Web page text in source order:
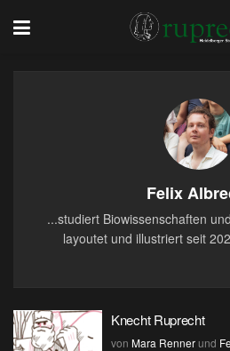
Felix
...studiert Biowissenschaften
layoutet und illustriert seit
Knecht Ruprecht
von Mara Rennerund